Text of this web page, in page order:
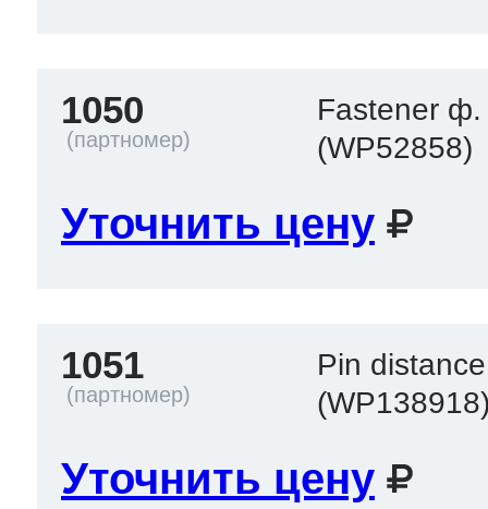
1050
Fastener
(WP52858)
Уточнить цену
1051
Pin distance
Уточнить цену